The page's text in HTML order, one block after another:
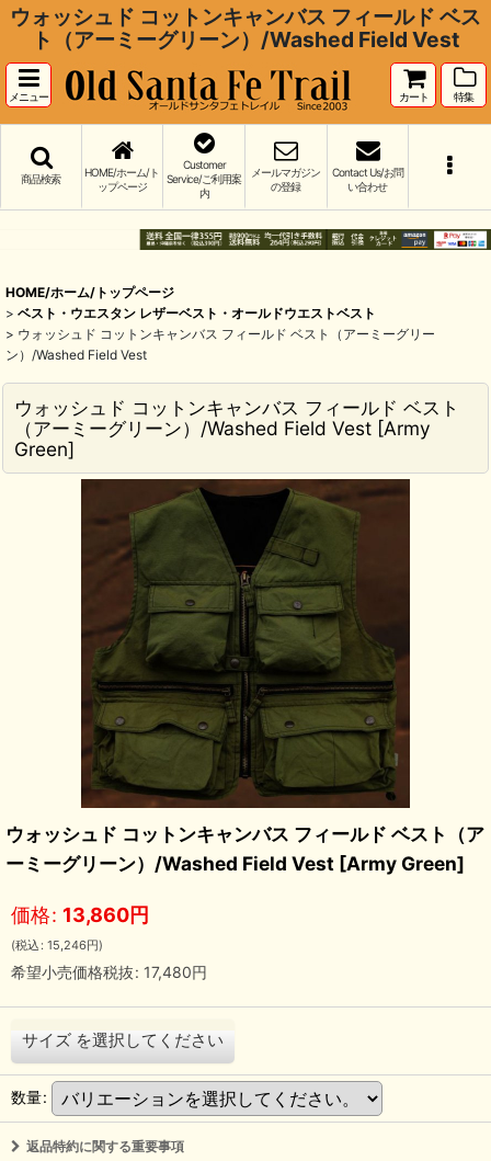
ウォッシュド コットンキャンバス フィールド ベス
ト（アーミーグリーン）/Washed Field Vest
メニュー カート 特集
商品検索
HOME/ホーム/ト
ップページ
Customer
Service/ご利用案
内
メールマガジン
の登録
Contact Us/お問
い合わせ
HOME/ホーム/トップページ
> ベスト・ウエスタン レザーベスト・オールドウエストベスト
> ウォッシュド コットンキャンバス フィールド ベスト（アーミーグリー
ン）/Washed Field Vest
ウォッシュド コットンキャンバス フィールド ベスト
（アーミーグリーン）/Washed Field Vest [Army
Green]
ウォッシュド コットンキャンバス フィールド ベスト（ア
ーミーグリーン）/Washed Field Vest [Army Green]
価格: 13,860円
(税込 : 15,246円)
希望小売価格税抜: 17,480円
サイズ を選択してください
数量:
返品特約に関する重要事項